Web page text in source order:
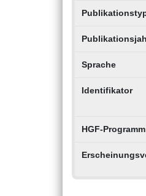
Sprache
Identifikator
HGF-Programm